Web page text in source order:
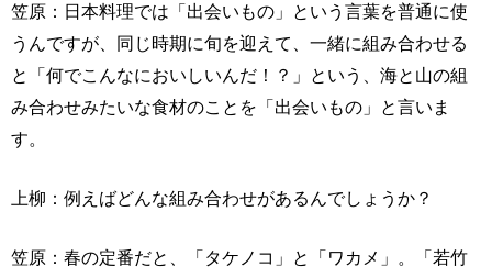
笠原：日本料理では「出会いもの」という言葉を普通に使
うんですが、同じ時期に旬を迎えて、一緒に組み合わせる
と「何でこんなにおいしいんだ！？」という、海と山の組
み合わせみたいな食材のことを「出会いもの」と言いま
す。
上柳：例えばどんな組み合わせがあるんでしょうか？
笠原：春の定番だと、「タケノコ」と「ワカメ」。「若竹